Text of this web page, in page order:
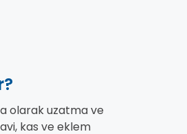
olarak uzatma ve
kas ve eklem